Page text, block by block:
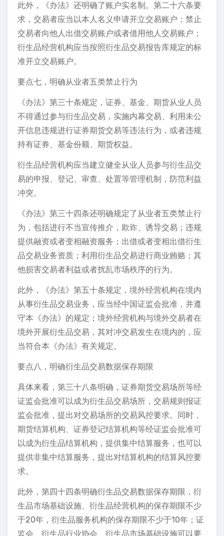
此外，《办法》还明确了账户实名制。第二十六条要
求，交易者应当以本人名义申请开立交易账户；禁止
交易者向他人出借交易账户或者借用他人交易账户；
衍生品经营机构应当按照衍生品交易报告库规定的标
准开立交易账户。
要点七，明确从业者五类禁止行为
《办法》第三十条规定，证券、基金、期货从业人员
不得通过参与衍生品交易，实施内幕交易、利用未公
开信息违规进行证券期货交易等违法行为，或者违规
持有证券、基金份额、期货权益。
衍生品经营机构应当建立健全从业人员参与衍生品交
易的申报、登记、审查、处置等管理机制，防范利益
冲突。
《办法》第三十四条还明确规定了从业者五类禁止行
为，包括进行不当宣传推介，欺诈、诱导交易；违规
提供融资或者变相融资服务；出借或者变相出借衍生
品交易业务资质；利用衍生品交易进行商业贿赂；其
他损害交易者利益或者扰乱市场秩序的行为。
此外，《办法》第五十条规定，境外经营机构在境内
从事衍生品交易业务，应当经中国证监会批准，并遵
守本《办法》的规定；境外经营机构与境外交易者在
境外开展衍生品交易，其对冲交易发生在境内的，应
当符合本《办法》有关规定。
要点八，明确衍生品交易数据保存期限
具体来看，第三十八条明确，证券期货交易场所等经
证监会批准可以成为衍生品交易场所，交易规则报证
监会批准，提出对交易场所的交易风控要求。同时，
期货结算机构、证券登记结算机构等经证监会批准可
以成为衍生品结算机构，提供集中结算服务，也可以
提供非集中结算服务，提出对结算机构的结算风控要
求。
此外，第四十四条明确衍生品交易数据保存期限，衍
生品市场基础设施、衍生品经营机构的保存期限不少
于20年，衍生品服务机构的保存期限不少于10年；证
监会、衍生品行业协会、衍生品市场基础设施可以要